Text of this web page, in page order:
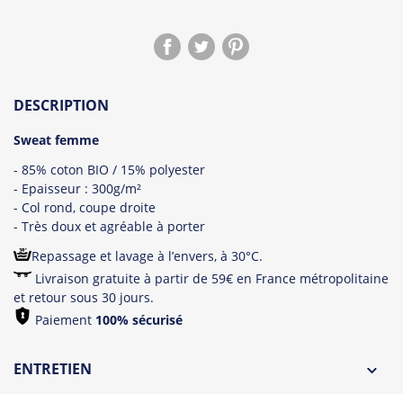
DESCRIPTION
Sweat femme
- 85% coton BIO / 15% polyester
- Epaisseur : 300g/m²
- Col rond, coupe droite
- Très doux et agréable à porter
Repassage et lavage à l’envers, à 30°C.
Livraison gratuite à partir de 59€ en France métropolitaine
et retour sous 30 jours.
Paiement 100% sécurisé
ENTRETIEN